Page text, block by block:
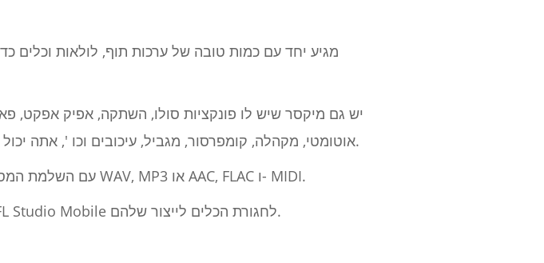
יש גם מיקסר שיש לו פונקציות סולו, השתקה, אפיק אפקט,
אוטומטי, מקהלה, קומפרסור, מגביל, עיכובים וכו ', אתה יכול להשיג שילוב הגון תוך כדי עבודה על המכשירים הניידים שלך.
עם השלמת המסלול שלך, יש לך אפשרות לייצא את הרצועות שלך לפורמטים WAV, MP3 או AAC, FLAC ו- MIDI.
חובבי פלטפורמת Fruity Loops צריכים לשקול להוסיף את FL Studio Mobile לחגורת הכלים לייצור שלהם.